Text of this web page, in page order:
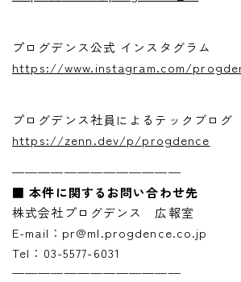
プログデンス公式 インスタグラム
https://www.instagram.com/
プログデンス社員によるテックブログ
https://zenn.dev/p/progdence
—————————————
■ 本件に関するお問い合わせ先
株式会社プログデンス 広報室
E-mail：pr@ml.progdence.co.jp
Tel：03-5577-6031
—————————————